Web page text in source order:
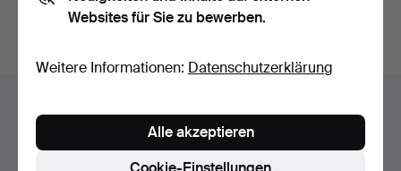
Sie suchen in unserem Archiv der beendeten
Websites für Sie zu bewerben.
Weitere Informationen: Datenschutzerklärung
Alle akzeptieren